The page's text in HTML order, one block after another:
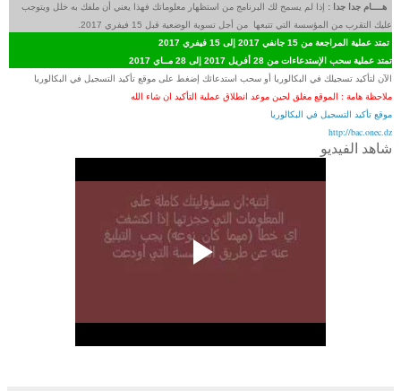
هــــام جدا جدا : إذا لم يسمح لك البرنامج من استظهار معلوماتك فهذا يعني أن ملفك به خلل ويتوجب
عليك التقرب من المؤسسة التي تتبعها من أجل تسوية الوضعية قبل 15 فيفري 2017.
تمتد عملية المراجعة من 15 جانفي 2017 إلى 15 فيفري 2017
تمتد عملية سحب الإستدعاءات من 28 أفريل 2017 إلى 28 مــاي 2017
الآن لتأكيد تسجيلك في البكالوريا أو سحب استدعائك إضغط على موقع تأكيد التسجيل في البكالوريا
ملاحظة هامة : الموقع مغلق لحين موعد انطلاق عملية التأكيد ان شاء الله
موقع تأكيد التسجيل في البكالوريا
http://bac.onec.dz
شاهد الفيديو